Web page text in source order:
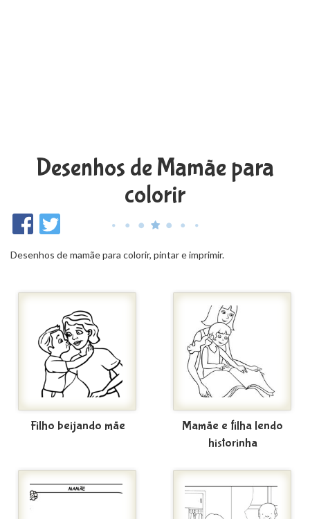
Desenhos de Mamãe para
colorir
Desenhos de mamãe para colorir, pintar e imprimir.
Filho beijando mãe
Mamãe e filha lendo
historinha